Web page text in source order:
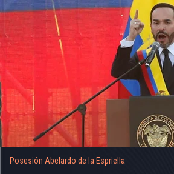
Posesión Abelardo de la Espriella